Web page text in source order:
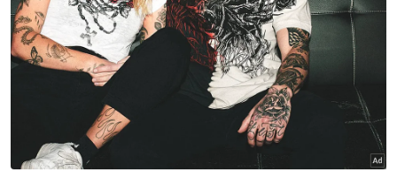
Berita Telus & Tulus menerusi E-Mel setiap
hari!